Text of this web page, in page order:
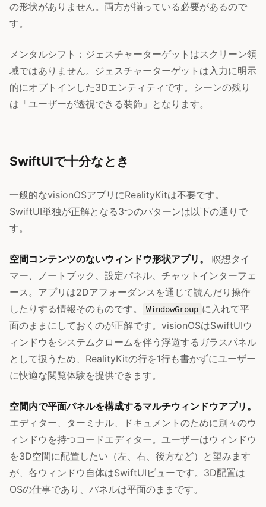
の形状がありません。両方が揃っている必要があるので
す。
メンタルシフト：ジェスチャーターゲットはスクリーン領
域ではありません。ジェスチャーターゲットは入力に明示
的にオプトインした3Dエンティティです。シーンの残り
は「ユーザーが透視できる装飾」となります。
SwiftUIで十分なとき
一般的なvisionOSアプリにRealityKitは不要です。
SwiftUI単独が正解となる3つのパターンは以下の通りで
す。
空間コンテンツのないウィンドウ形状アプリ。
瞑想タイ
マー、ノートブック、設定パネル、チャットインターフェ
ース。アプリは2Dアフォーダンスを通じて読んだり操作
したりする情報そのものです。
WindowGroup に入れて平
面のままにしておくのが正解です。visionOSはSwiftUIウ
ィンドウをシステムクロームを伴う浮遊するガラスパネル
として扱うため、RealityKitの行を1行も書かずにユーザー
に快適な閲覧体験を提供できます。
空間内で平面パネルを構成するマルチウィンドウアプリ。
エディター、ターミナル、ドキュメントのために別々のウ
ィンドウを持つコードエディター。ユーザーはウィンドウ
を3D空間に配置したい（左、右、後方など）と望みます
が、各ウィンドウ自体はSwiftUIビューです。3D配置は
OSの仕事であり、パネルは平面のままです。